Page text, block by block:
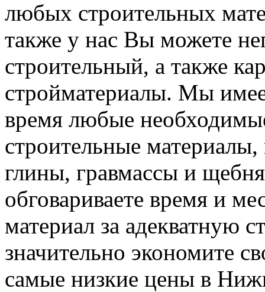
любых строительных
также у нас Вы можете
строительный, а также
стройматериалы. Мы
время любые
строительные материалы,
глины, гравмассы и
обговариваете время и
материал за адекватную
значительно экономите
самые низкие цены в